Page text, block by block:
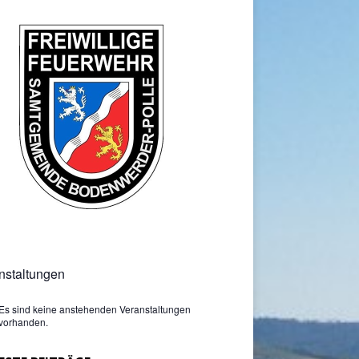
Es sind keine anstehenden Veranstaltungen